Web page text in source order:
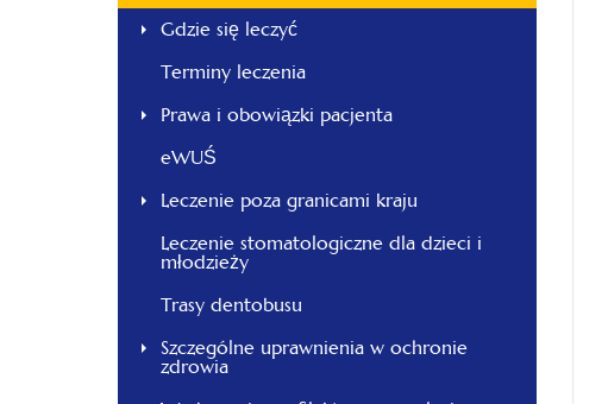
Gdzie się leczyć
Terminy leczenia
Prawa i obowiązki pacjenta
eWUŚ
Leczenie poza granicami kraju
Leczenie stomatologiczne dla dzieci i
młodzieży
Trasy dentobusu
Szczególne uprawnienia w ochronie
zdrowia